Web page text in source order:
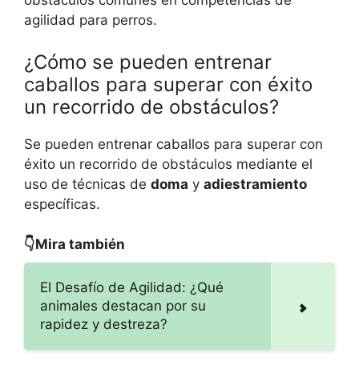
agilidad para perros.
¿Cómo se pueden entrenar
caballos para superar con éxito
un recorrido de obstáculos?
Se pueden entrenar caballos para superar con
éxito un recorrido de obstáculos mediante el
uso de técnicas de doma y adiestramiento
específicas.
👇Mira también
El Desafío de Agilidad: ¿Qué
animales destacan por su
rapidez y destreza?